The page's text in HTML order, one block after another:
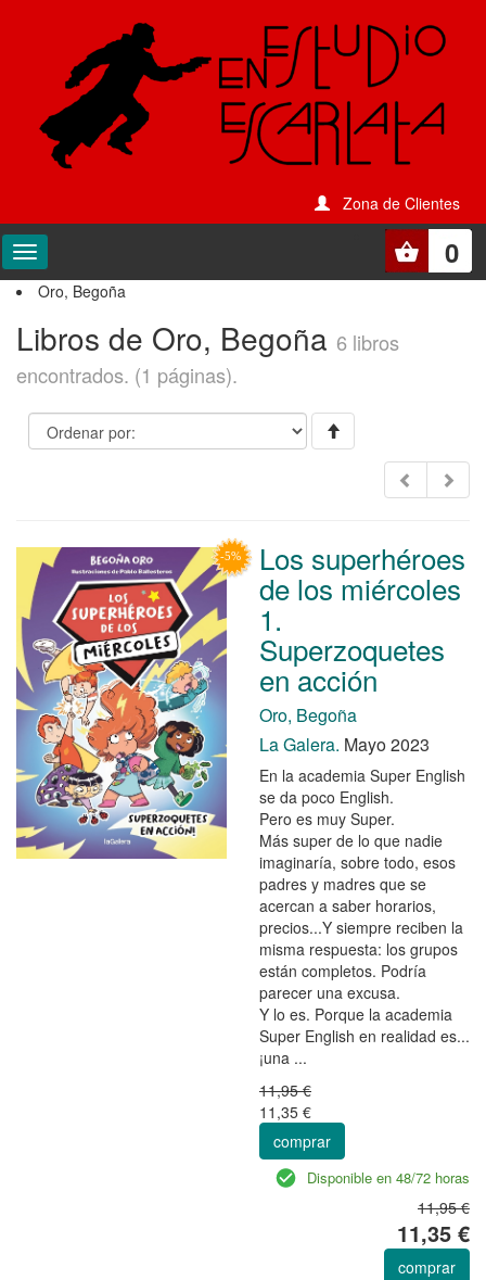
Zona de Clientes
0
Oro, Begoña
Libros de Oro, Begoña 6 libros
encontrados. (1 páginas).
Los superhéroes
de los miércoles
1.
Superzoquetes
en acción
Oro, Begoña
La Galera. Mayo 2023
En la academia Super English
se da poco English.
Pero es muy Super.
Más super de lo que nadie
imaginaría, sobre todo, esos
padres y madres que se
acercan a saber horarios,
precios...Y siempre reciben la
misma respuesta: los grupos
están completos. Podría
parecer una excusa.
Y lo es. Porque la academia
Super English en realidad es...
¡una ...
11,95 €
11,35 €
comprar
Disponible en 48/72 horas
11,95 €
11,35 €
comprar